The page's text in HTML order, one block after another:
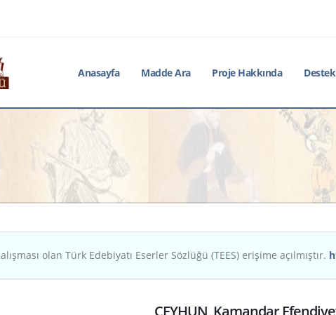
Anasayfa Madde Ara Proje Hakkında
olan Türk Edebiyatı Eserler Sözlüğü (TEES) erişime açılmıştır.
CEYHUN, Kamandar